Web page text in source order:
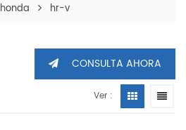
honda hr-v
CONSULTA AHORA
Ver :